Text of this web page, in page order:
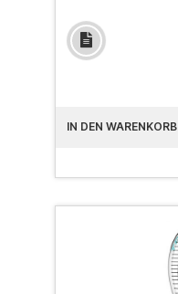
IN DEN WARENKORB